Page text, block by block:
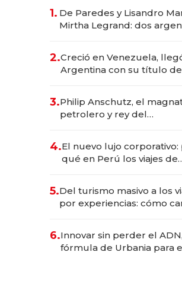
1. De Paredes y Lisandro
Mirtha Legrand: dos
2.Creció en Venezuela,
Argentina con su título de
las marcas "fast premium"
3.Philip Anschutz, el
petrolero y rey del
Fénix
4.El nuevo lujo corporativo:
qué en Perú los viajes de
transformadoras
5.Del turismo masivo a los
por experiencias: cómo
6.Innovar sin perder el
fórmula de Urbania para